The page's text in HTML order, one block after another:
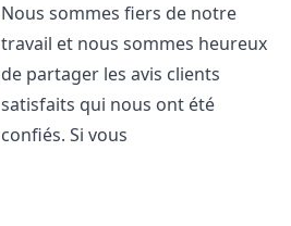
Nous sommes fiers de notre
travail et nous sommes heureux
de partager les avis clients
satisfaits qui nous ont été
confiés. Si vous